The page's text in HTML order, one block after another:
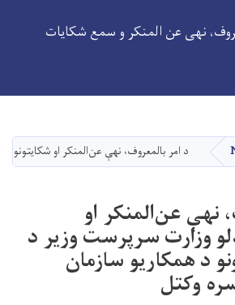
main
content
نهی عن المنکر و سمع شکایات
د امر بالمعروف، نهې عن‌المنکر او
نهې عن‌المنکر او
وزارت سرپرست وزیر د
د همکاريو سازمان
وکتل